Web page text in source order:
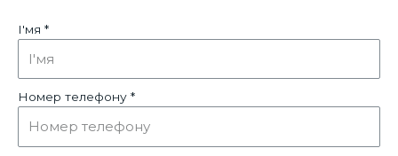
І'мя *
Номер телефону *